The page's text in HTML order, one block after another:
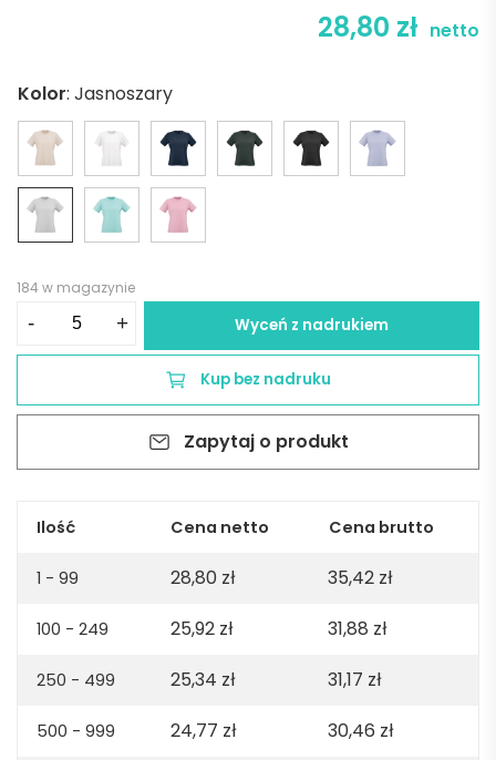
28,80 zł netto
Kolor: Jasnoszary
184 w magazynie
-
jersey
shirt.
organic
165gsm
Light
+ Wyceń z nadrukiem
Kup bez nadruku
Zapytaj o produkt
Ilość Cena netto Cena brutto
1 - 99 28,80 zł 35,42 zł
100 - 249 25,92 zł 31,88 zł
250 - 499 25,34 zł 31,17 zł
500 - 999 24,77 zł 30,46 zł